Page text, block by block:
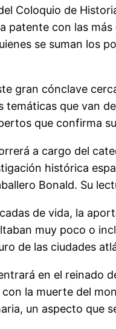
Coloquio de
patente con las
se suman los
gran cónclave
temáticas que van
que confirma
a cargo del
histórica
Bonald. Su
de vida, la
muy poco o
de las ciudades
en el reinado
la muerte del
un aspecto que